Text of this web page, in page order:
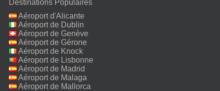
Destinations Populaires
Aéroport d'Alicante
Aéroport de Dublin
Aéroport de Genève
Aéroport de Gérone
Aéroport de Knock
Aéroport de Lisbonne
Aéroport de Madrid
Aéroport de Malaga
Aéroport de Mallorca